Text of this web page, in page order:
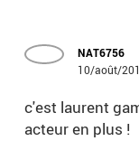
NAT6756
10/août/
c'est laurent
acteur en plus !